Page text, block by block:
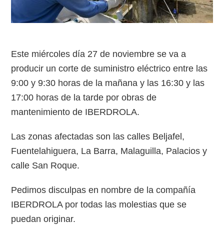
Este miércoles día 27 de noviembre se va a
producir un corte de suministro eléctrico entre las
9:00 y 9:30 horas de la mañana y las 16:30 y las
17:00 horas de la tarde por obras de
mantenimiento de IBERDROLA.
Las zonas afectadas son las calles Beljafel,
Fuentelahiguera, La Barra, Malaguilla, Palacios y
calle San Roque.
Pedimos disculpas en nombre de la compañía
IBERDROLA por todas las molestias que se
puedan originar.